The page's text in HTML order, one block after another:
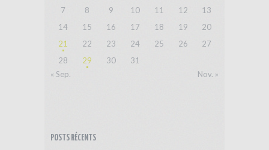
7
8 9 10 11 12
13
14
15 16 17 18 19
20
21
22 23 24 25 26
27
28
29 30
31
« Sep.
Nov. »
POSTS RÉCENTS